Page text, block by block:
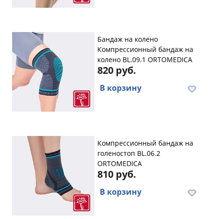
Бандаж на колено
Компрессионный бандаж на
колено BL.09.1 ORTOMEDICA
820 руб.
В корзину
Компрессионный бандаж на
голеностоп BL.06.2
ORTOMEDICA
810 руб.
В корзину